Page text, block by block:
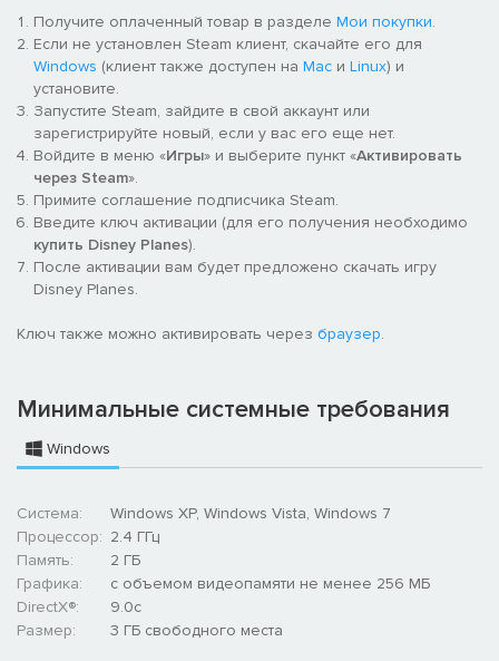
Получите оплаченный товар в разделе Мои покупки.
Если не установлен Steam клиент, скачайте его для
Windows (клиент также доступен на Mac и Linux) и
установите.
Запустите Steam, зайдите в свой аккаунт или
зарегистрируйте новый, если у вас его еще нет.
Войдите в меню «Игры» и выберите пункт «Активировать
через Steam».
Примите соглашение подписчика Steam.
Введите ключ активации (для его получения необходимо
купить Disney Planes).
После активации вам будет предложено скачать игру
Disney Planes.
Ключ также можно активировать через браузер.
Минимальные системные требования
Windows
Система:
Windows XP, Windows Vista, Windows 7
Процессор: 2.4 ГГц
Память:
2 ГБ
Графика:
с объемом видеопамяти не менее 256 МБ
DirectX®:
9.0c
Размер:
3 ГБ свободного места